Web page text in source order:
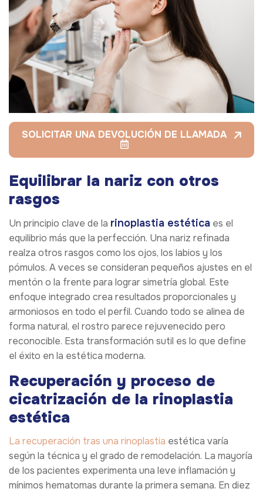
SOLICITAR UNA DEVOLUCIÓN DE LLAMADA
Equilibrar la nariz con otros
rasgos
Un principio clave de la rinoplastia estética es el
equilibrio más que la perfección. Una nariz refinada
realza otros rasgos como los ojos, los labios y los
pómulos. A veces se consideran pequeños ajustes en el
mentón o la frente para lograr simetría global. Este
enfoque integrado crea resultados proporcionales y
armoniosos en todo el perfil. Cuando todo se alinea de
forma natural, el rostro parece rejuvenecido pero
reconocible. Esta transformación sutil es lo que define
el éxito en la estética moderna.
Recuperación y proceso de
cicatrización de la rinoplastia
estética
La recuperación tras una rinoplastia estética varía
según la técnica y el grado de remodelación. La mayoría
de los pacientes experimenta una leve inflamación y
mínimos hematomas durante la primera semana. En diez